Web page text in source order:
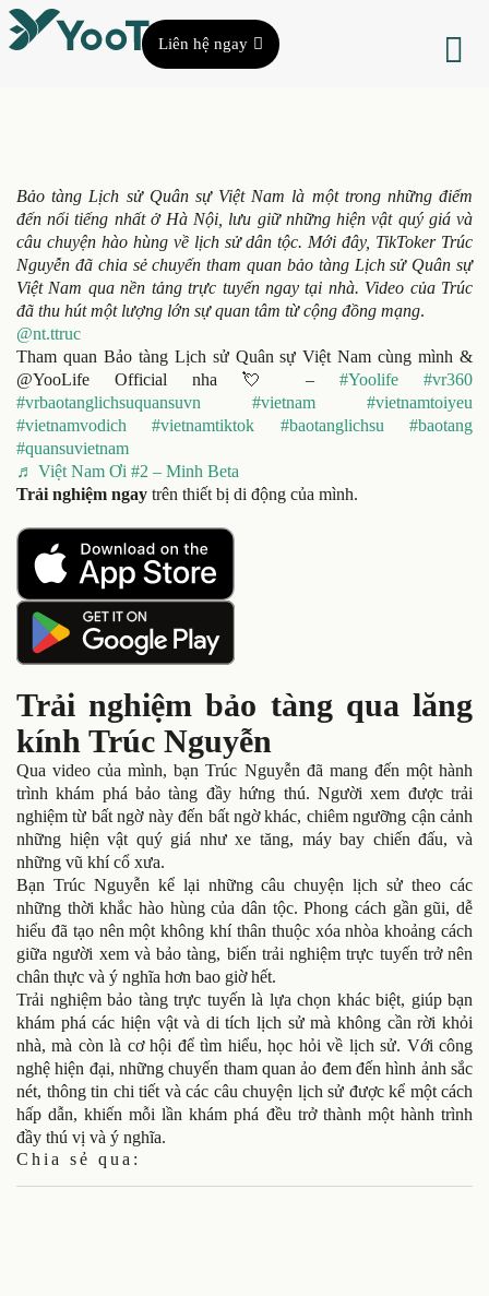
Liên hệ ngay
Bảo tàng Lịch sử Quân sự Việt Nam là một trong những điểm
đến nổi tiếng nhất ở Hà Nội, lưu giữ những hiện vật quý giá và
câu chuyện hào hùng về lịch sử dân tộc. Mới đây, TikToker Trúc
Nguyễn đã chia sẻ chuyến tham quan bảo tàng Lịch sử Quân sự
Việt Nam qua nền tảng trực tuyến ngay tại nhà. Video của Trúc
đã thu hút một lượng lớn sự quan tâm từ cộng đồng mạng.
@nt.ttruc
Tham quan Bảo tàng Lịch sử Quân sự Việt Nam cùng mình &
@YooLife Official nha 💘 – #Yoolife
#vr360
#vrbaotanglichsuquansuvn
#vietnam
#vietnamtoiyeu
#vietnamvodich
#vietnamtiktok #baotanglichsu
#baotang
#quansuvietnam
♬ Việt Nam Ơi #2 – Minh Beta
Trải nghiệm ngay trên thiết bị di động của mình.
Trải nghiệm bảo tàng qua lăng
kính Trúc Nguyễn
Qua video của mình, bạn Trúc Nguyễn đã mang đến một hành
trình khám phá bảo tàng đầy hứng thú. Người xem được trải
nghiệm từ bất ngờ này đến bất ngờ khác, chiêm ngưỡng cận cảnh
những hiện vật quý giá như xe tăng, máy bay chiến đấu, và
những vũ khí cổ xưa.
Bạn Trúc Nguyễn kể lại những câu chuyện lịch sử theo các
những thời khắc hào hùng của dân tộc. Phong cách gần gũi, dễ
hiểu đã tạo nên một không khí thân thuộc xóa nhòa khoảng cách
giữa người xem và bảo tàng, biến trải nghiệm trực tuyến trở nên
chân thực và ý nghĩa hơn bao giờ hết.
Trải nghiệm bảo tàng trực tuyến là lựa chọn khác biệt, giúp bạn
khám phá các hiện vật và di tích lịch sử mà không cần rời khỏi
nhà, mà còn là cơ hội để tìm hiểu, học hỏi về lịch sử. Với công
nghệ hiện đại, những chuyến tham quan ảo đem đến hình ảnh sắc
nét, thông tin chi tiết và các câu chuyện lịch sử được kể một cách
hấp dẫn, khiến mỗi lần khám phá đều trở thành một hành trình
đầy thú vị và ý nghĩa.
Chia sẻ qua: